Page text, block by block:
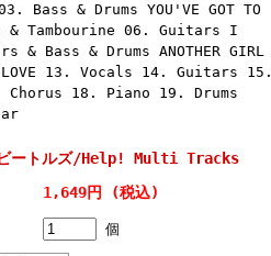
Bass & Drums YOU'VE GOT TO
& Tambourine 06. Guitars I
Bass & Drums ANOTHER GIRL
13. Vocals 14. Guitars 15.
Chorus 18. Piano 19. Drums
ートルズ/Help! Multi Tracks
1,649円 (税込)
個